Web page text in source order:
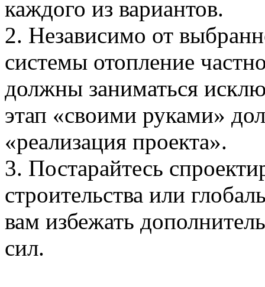
каждого из вариантов.
2. Независимо от
системы отопление
должны заниматься
этап «своими руками»
«реализация проекта».
3. Постарайтесь
строительства или
вам избежать
сил.